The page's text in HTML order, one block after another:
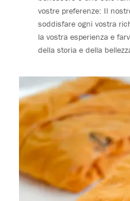
vostre preferenze: Il
soddisfare ogni vostra
la vostra esperienza e
della storia e della